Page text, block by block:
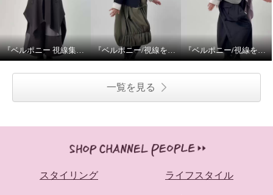
『ベルポニー 視線集める大人の遊びを装う』 5月11日（月） 12:00〜 / 20:00〜（生放送） 『ベルポニー/視線を集める大人の遊びを装う』 『ベルポニー/視線を集める大人の遊びを装う』
一覧を見る
スタイリング ライフスタイル